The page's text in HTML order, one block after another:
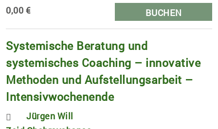
0,00 € BUCHEN
Systemische Beratung und
systemisches Coaching – innovative
Methoden und Aufstellungsarbeit –
Intensivwochenende
Jürgen Will